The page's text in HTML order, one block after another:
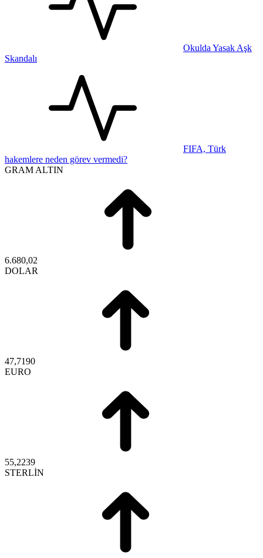
Okulda Yasak Aşk
Skandalı
FIFA, Türk
hakemlere neden görev vermedi?
GRAM ALTIN
6.680,02
DOLAR
47,7190
EURO
55,2239
STERLİN